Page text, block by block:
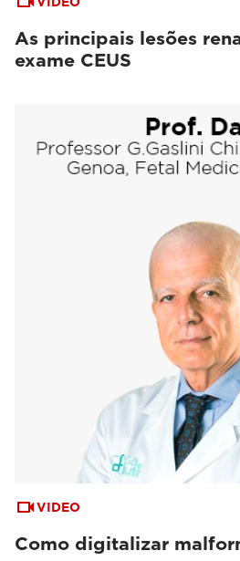
As principais lesões
exame CEUS
VIDEO
Como digitalizar